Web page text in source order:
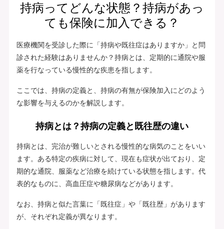
持病ってどんな状態？持病があっ
ても保険に加入できる？
医療機関を受診した際に「持病や既往症はありますか」と問
診された経験はありませんか？持病とは、定期的に通院や服
薬を行なっている慢性的な疾患を指します。
ここでは、持病の定義と、持病の有無が保険加入にどのよう
な影響を与えるのかを解説します。
持病とは？持病の定義と既往歴の違い
持病とは、完治が難しいとされる慢性的な病気のことをいい
ます。ある特定の疾病に対して、現在も症状が出ており、定
期的な通院、服薬など治療を続けている状態を指します。代
表的なものに、高血圧症や糖尿病などがあります。
なお、持病と似た言葉に「既往症」や「既往歴」があります
が、それぞれ定義が異なります。